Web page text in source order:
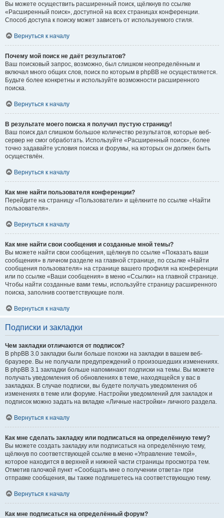
Вы можете осуществить расширенный поиск, щёлкнув по ссылке
«Расширенный поиск», доступной на всех страницах конференции.
Способ доступа к поиску может зависеть от используемого стиля.
Вернуться к началу
Почему мой поиск не даёт результатов?
Ваш поисковый запрос, возможно, был слишком неопределённым и
включал много общих слов, поиск по которым в phpBB не осуществляется.
Будьте более конкретны и используйте возможности расширенного
поиска.
Вернуться к началу
В результате моего поиска я получил пустую страницу!
Ваш поиск дал слишком большое количество результатов, которые веб-
сервер не смог обработать. Используйте «Расширенный поиск», более
точно задавайте условия поиска и форумы, на которых он должен быть
осуществлён.
Вернуться к началу
Как мне найти пользователя конференции?
Перейдите на страницу «Пользователи» и щёлкните по ссылке «Найти
пользователя».
Вернуться к началу
Как мне найти свои сообщения и созданные мной темы?
Вы можете найти свои сообщения, щёлкнув по ссылке «Показать ваши
сообщения» в личном разделе на главной странице, по ссылке «Найти
сообщения пользователя» на странице вашего профиля на конференции
или по ссылке «Ваши сообщения» в меню «Ссылки» на главной странице.
Чтобы найти созданные вами темы, используйте страницу расширенного
поиска, заполнив соответствующие поля.
Вернуться к началу
Подписки и закладки
Чем закладки отличаются от подписок?
В phpBB 3.0 закладки были больше похожи на закладки в вашем веб-
браузере. Вы не получали предупреждений о произошедших изменениях.
В phpBB 3.1 закладки больше напоминают подписки на темы. Вы можете
получать уведомления об обновлениях в теме, находящейся у вас в
закладках. В случае подписки, вы будете получать уведомления об
изменениях в теме или форуме. Настройки уведомлений для закладок и
подписок можно задать на вкладке «Личные настройки» личного раздела.
Вернуться к началу
Как мне сделать закладку или подписаться на определённую тему?
Вы можете создать закладку или подписаться на определённую тему,
щёлкнув по соответствующей ссылке в меню «Управление темой»,
которое находится в верхней и нижней части страницы просмотра тем.
Отметив галочкой пункт «Сообщать мне о получении ответа» при
отправке сообщения, вы также подпишетесь на соответствующую тему.
Вернуться к началу
Как мне подписаться на определённый форум?